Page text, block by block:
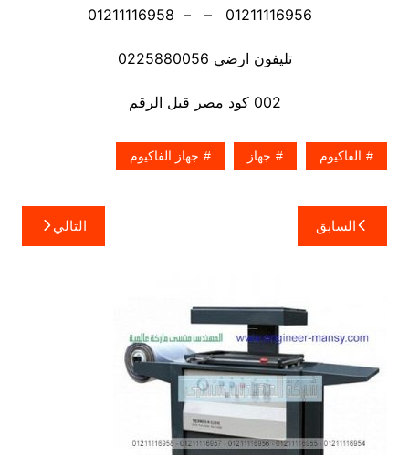
تليفون ارضي 0225880056
002 كود مصر قبل الرقم
الفاكيوم جهاز جهاز الفاكيوم
تصفّح
المقالات
السابق التالي